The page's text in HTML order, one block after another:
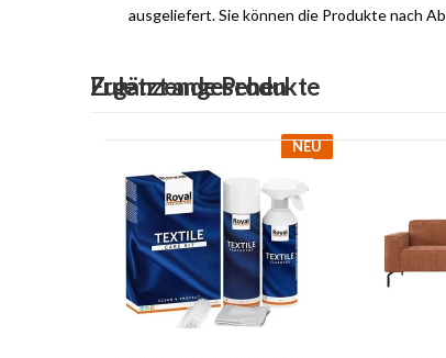
ausgeliefert. Sie können die Produkte nach
Ergänzende Produkte
Zuletzt angesehen
NEU